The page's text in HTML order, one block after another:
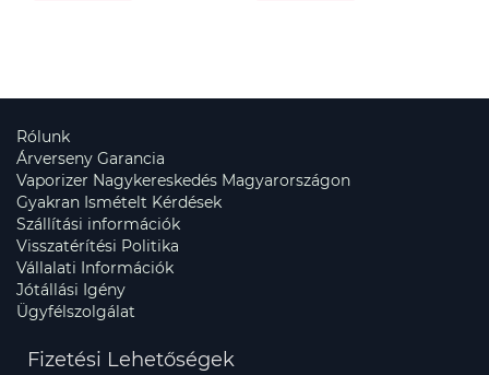
Rólunk
Árverseny Garancia
Vaporizer Nagykereskedés Magyarországon
Gyakran Ismételt Kérdések
Szállítási információk
Visszatérítési Politika
Vállalati Információk
Jótállási Igény
Ügyfélszolgálat
Fizetési Lehetőségek